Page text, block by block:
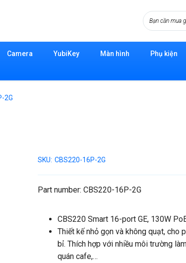
Camera YubiKey Màn hình Phụ kiện
2G
SKU: CBS220-16P-2G
Part number: CBS220-16P-2G
CBS220 Smart 16-port GE, 130W
Thiết kế nhỏ gọn và không quạt, cho
bỉ. Thích hợp với nhiều môi trường
quán cafe,…